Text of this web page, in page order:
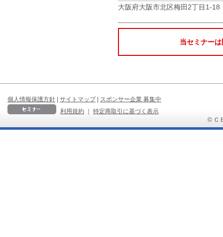
大阪府大阪市北区梅田2丁目1-
当セミナー
個人情報保護方針 | サイトマップ | スポンサー企業 募集中
利用規約
｜
特定商取引に基づく表示
© Ｃ